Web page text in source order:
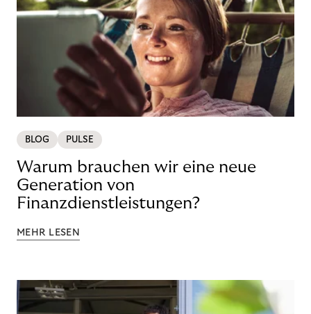
BLOG PULSE
Warum brauchen wir eine neue
Generation von
Finanzdienstleistungen?
MEHR LESEN